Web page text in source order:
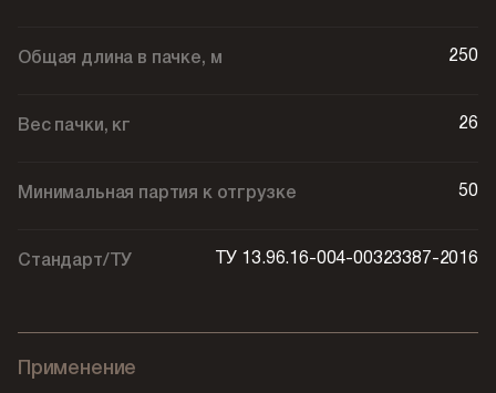
Общая длина в пачке, м 250
Вес пачки, кг 26
Минимальная партия к отгрузке 50
Стандарт/ТУ ТУ 13.96.16-004-00323387-2016
Применение